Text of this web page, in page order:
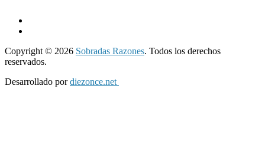
Copyright © 2026 Sobradas Razones. Todos los derechos
reservados.
Desarrollado pordiezonce.net